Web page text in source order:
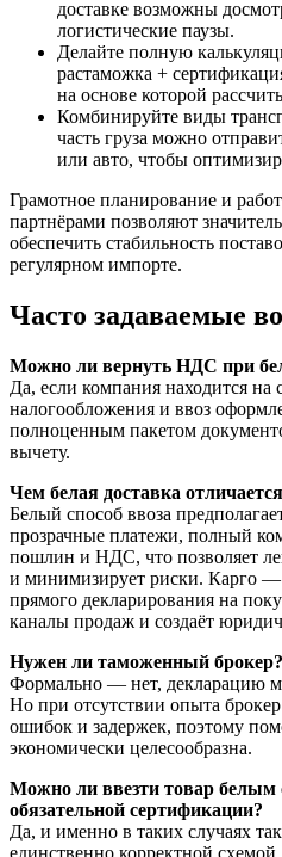
доставке возможны
логистические паузы.
Делайте полную
растаможка +
на основе которой
Комбинируйте виды
часть груза можно
или авто, чтобы
Грамотное планирование и
партнёрами позволяют
обеспечить стабильность
регулярном импорте.
Часто задаваемые
Можно ли вернуть НДС при
Да, если компания находится на
налогообложения и ввоз
полноценным пакетом
вычету.
Чем белая доставка
Белый способ ввоза
прозрачные платежи, полный
пошлин и НДС, что позволяет
и минимизирует риски. Карго —
прямого декларирования на
каналы продаж и создаёт
Нужен ли таможенный брокер?
Формально — нет, декларацию
Но при отсутствии опыта
ошибок и задержек, поэтому
экономически целесообразна.
Можно ли ввезти товар белым
обязательной сертификации?
Да, и именно в таких случаях
единственно корректной